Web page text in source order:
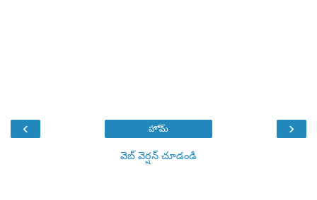
‹ ›
హోమ్
వెబ్ వెర్షన్‌ చూడండి